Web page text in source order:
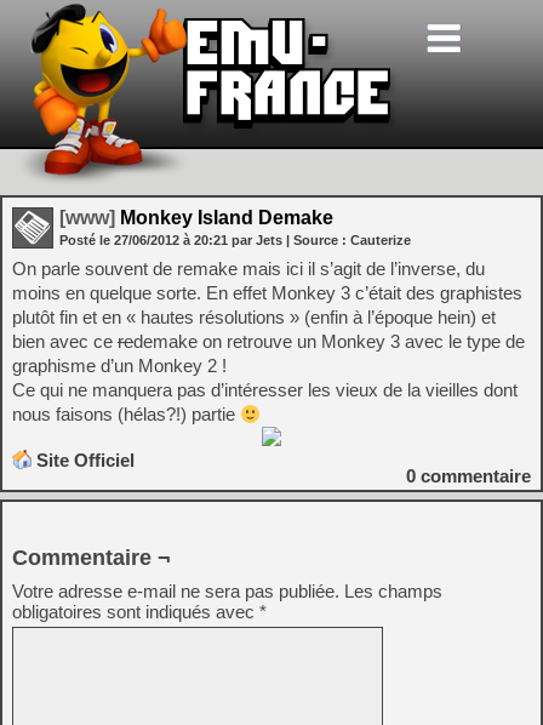
[www] Monkey Island Demake
Posté le 27/06/2012 à 20:21 par Jets | Source : Cauterize
On parle souvent de remake mais ici il s’agit de l’inverse, du
moins en quelque sorte. En effet Monkey 3 c’était des graphistes
plutôt fin et en « hautes résolutions » (enfin à l’époque hein) et
bien avec ce redemake on retrouve un Monkey 3 avec le type de
graphisme d’un Monkey 2 !
Ce qui ne manquera pas d’intéresser les vieux de la vieilles dont
nous faisons (hélas?!) partie
Site Officiel
0 commentaire
Commentaire ¬
Votre adresse e-mail ne sera pas publiée. Les champs
obligatoires sont indiqués avec *